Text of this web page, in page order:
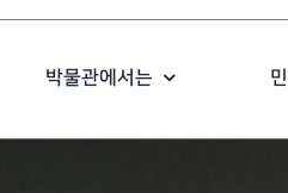
박물관에서는